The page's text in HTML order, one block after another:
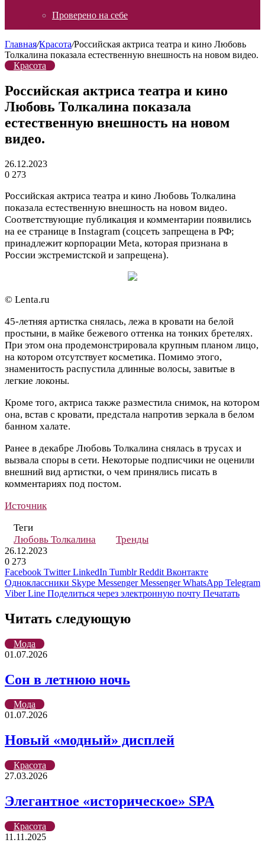
Проверено на себе
Главная/Красота/Российская актриса театра и кино Любовь
Толкалина показала естественную внешность на новом видео.
Красота
Российская актриса театра и кино
Любовь Толкалина показала
естественную внешность на новом
видео.
26.12.2023
0 273
Российская актриса театра и кино Любовь Толкалина
показала естественную внешность на новом видео.
Соответствующие публикация и комментарии появились
на ее странице в Instagram (соцсеть запрещена в РФ;
принадлежит корпорации Meta, которая признана в
России экстремистской и запрещена).
© Lenta.ru
45-летняя артистка снялась, лежа в кровати на белой
простыни, в майке бежевого оттенка на тонких бретелях.
При этом она продемонстрировала крупным планом лицо,
на котором отсутствует косметика. Помимо этого,
знаменитость распустила длинные волосы, завитые в
легкие локоны.
Кроме того, актриса также разместила снимок, на котором
она, встав с кровати, предстала напротив зеркала в белом
банном халате.
Ранее в декабре Любовь Толкалина снялась в трусах и
вызвала споры в сети. Некоторые подписчики не оценили
внешний вид артистки, о чем принялись писать в
комментариях под постом.
Источник
Теги
Любовь Толкалина
Тренды
26.12.2023
0 273
Facebook Twitter LinkedIn Tumblr Reddit Вконтакте
Одноклассники Skype Messenger Messenger WhatsApp Telegram
Viber Line Поделиться через электронную почту Печатать
Читать следующую
Мода
01.07.2026
Сон в летнюю ночь
Мода
01.07.2026
Новый «модный» дисплей
Красота
27.03.2026
Элегантное «историческое» SPA
Красота
11.11.2025